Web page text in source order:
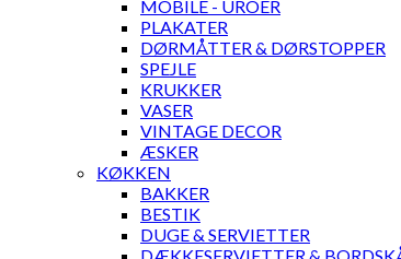
MOBILE - UROER
PLAKATER
DØRMÅTTER & DØRSTOPPER
SPEJLE
KRUKKER
VASER
VINTAGE DECOR
ÆSKER
KØKKEN
BAKKER
BESTIK
DUGE & SERVIETTER